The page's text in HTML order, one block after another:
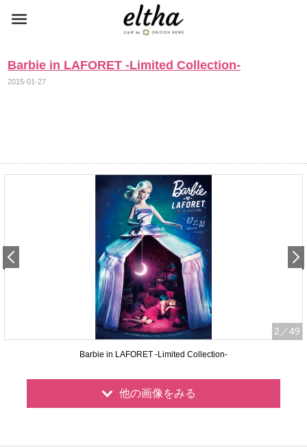
Barbie in LAFORET -Limited Collection-
2015-01-27
2 ／49
Barbie in LAFORET -Limited Collection-
他の画像をみる